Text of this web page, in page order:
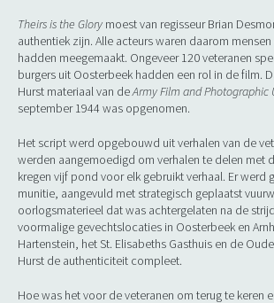
Theirs is the Glory moest van regisseur Brian
authentiek zijn. Alle acteurs waren daarom
hadden meegemaakt. Ongeveer 120 veteranen
burgers uit Oosterbeek hadden een rol in de film.
Hurst materiaal van deArmy Film and Photographic
september 1944 was opgenomen.
Het script werd opgebouwd uit verhalen van de
werden aangemoedigd om verhalen te delen met
kregen vijf pond voor elk gebruikt verhaal. Er werd
munitie, aangevuld met strategisch geplaatst
oorlogsmaterieel dat was achtergelaten na de
voormalige gevechtslocaties in Oosterbeek en
Hartenstein, het St. Elisabeths Gasthuis en de
Hurst de authenticiteit compleet.
Hoe was het voor de veteranen om terug te keren